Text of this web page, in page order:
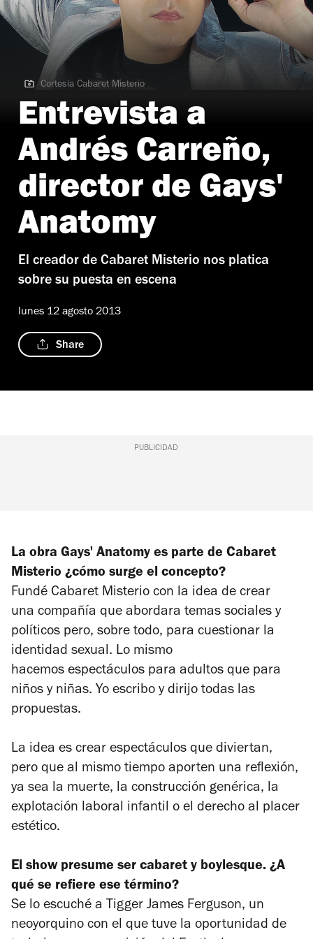
Cortesía Cabaret Misterio
Cortesía Cabaret Misterio
Entrevista a
Andrés Carreño,
director de Gays'
Anatomy
El creador de Cabaret Misterio nos platica
sobre su puesta en escena
lunes 12 agosto 2013
Share
PUBLICIDAD
La obra Gays' Anatomy es parte de Cabaret
Misterio ¿cómo surge el concepto?
Fundé Cabaret Misterio con la idea de crear
una compañía que abordara temas sociales y
políticos pero, sobre todo, para cuestionar la
identidad sexual. Lo mismo
hacemos espectáculos para adultos que para
niños y niñas. Yo escribo y dirijo todas las
propuestas.
La idea es crear espectáculos que diviertan,
pero que al mismo tiempo aporten una reflexión,
ya sea la muerte, la construcción genérica, la
explotación laboral infantil o el derecho al placer
estético.
El show presume ser cabaret y boylesque. ¿A
qué se refiere ese término?
Se lo escuché a Tigger James Ferguson, un
neoyorquino con el que tuve la oportunidad de